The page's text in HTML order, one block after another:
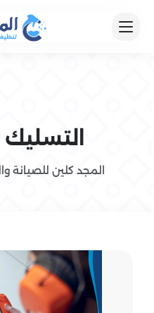
المجد كلين للصيانة